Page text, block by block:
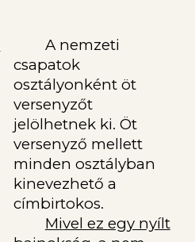
A nemzeti
csapatok
osztályonként öt
versenyzőt
jelölhetnek ki. Öt
versenyző mellett
minden osztályban
kinevezhető a
címbirtokos.
Mivel ez egy nyílt